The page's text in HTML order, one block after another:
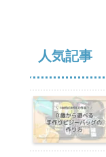
人気記事